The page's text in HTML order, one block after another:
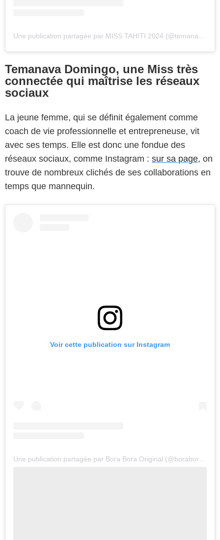
Temanava Domingo, une Miss très
connectée qui maîtrise les réseaux
sociaux
La jeune femme, qui se définit également comme
coach de vie professionnelle et entrepreneuse, vit
avec ses temps. Elle est donc une fondue des
réseaux sociaux, comme Instagram : sur sa page, on
trouve de nombreux clichés de ses collaborations en
temps que mannequin.
Voir cette publication sur Instagram
Une publication partagée par Bora Bora Original (@boraboraoriginal)